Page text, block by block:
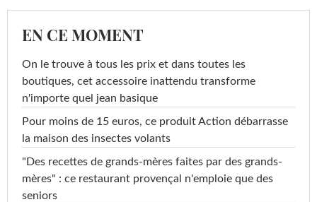
EN CE MOMENT
On le trouve à tous les prix et dans toutes les
boutiques, cet accessoire inattendu transforme
n'importe quel jean basique
Pour moins de 15 euros, ce produit Action débarrasse
la maison des insectes volants
"Des recettes de grands-mères faites par des grands-
mères" : ce restaurant provençal n'emploie que des
seniors